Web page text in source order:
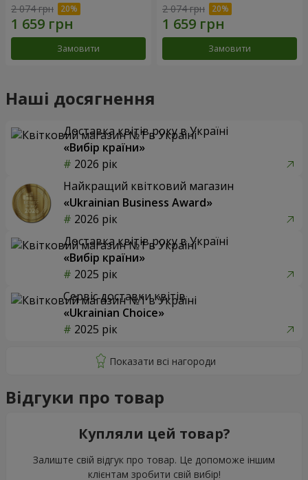
2 074 грн
Замовити
2 074 грн
Замовити
Наші досягнення
Доставка квітів року в Україні
«Вибір країни»
2026 рік
Найкращий квітковий магазин
«Ukrainian Business Award»
2026 рік
Доставка квітів року в Україні
«Вибір країни»
2025 рік
Сервіс доставки квітів
«Ukrainian Choice»
2025 рік
Відгуки про товар
Купляли цей товар?
Залиште свій відгук про товар. Це допоможе іншим
клієнтам зробити свій вибір!